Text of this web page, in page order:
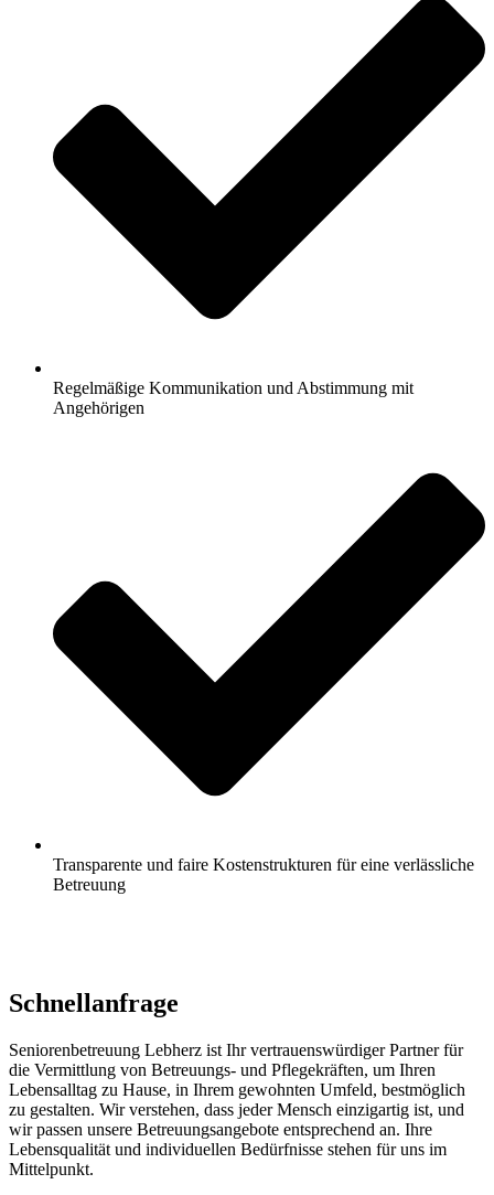
Regelmäßige Kommunikation und Abstimmung mit
Angehörigen
Transparente und faire Kostenstrukturen für eine verlässliche
Betreuung
Schnell­anfrage
Seniorenbetreuung Lebherz ist Ihr vertrauenswürdiger Partner für
die Vermittlung von Betreuungs- und Pflegekräften, um Ihren
Lebensalltag zu Hause, in Ihrem gewohnten Umfeld, bestmöglich
zu gestalten. Wir verstehen, dass jeder Mensch einzigartig ist, und
wir passen unsere Betreuungsangebote entsprechend an. Ihre
Lebensqualität und individuellen Bedürfnisse stehen für uns im
Mittelpunkt.